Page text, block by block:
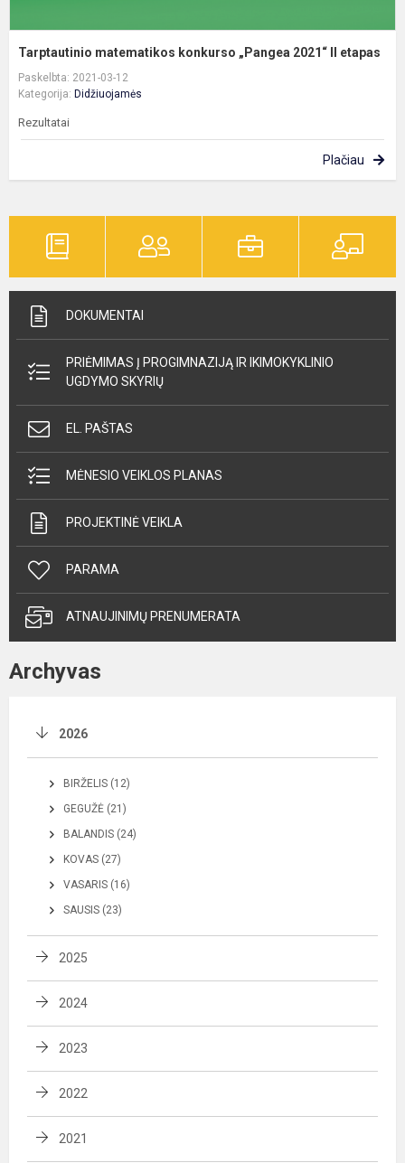
Tarptautinio matematikos konkurso „Pangea 2021“ II etapas
Paskelbta: 2021-03-12
Kategorija: Didžiuojamės
Rezultatai
Plačiau
DOKUMENTAI
PRIĖMIMAS Į PROGIMNAZIJĄ IR IKIMOKYKLINIO
UGDYMO SKYRIŲ
EL. PAŠTAS
MĖNESIO VEIKLOS PLANAS
PROJEKTINĖ VEIKLA
PARAMA
ATNAUJINIMŲ PRENUMERATA
Archyvas
2026
BIRŽELIS (12)
GEGUŽĖ (21)
BALANDIS (24)
KOVAS (27)
VASARIS (16)
SAUSIS (23)
2025
2024
2023
2022
2021